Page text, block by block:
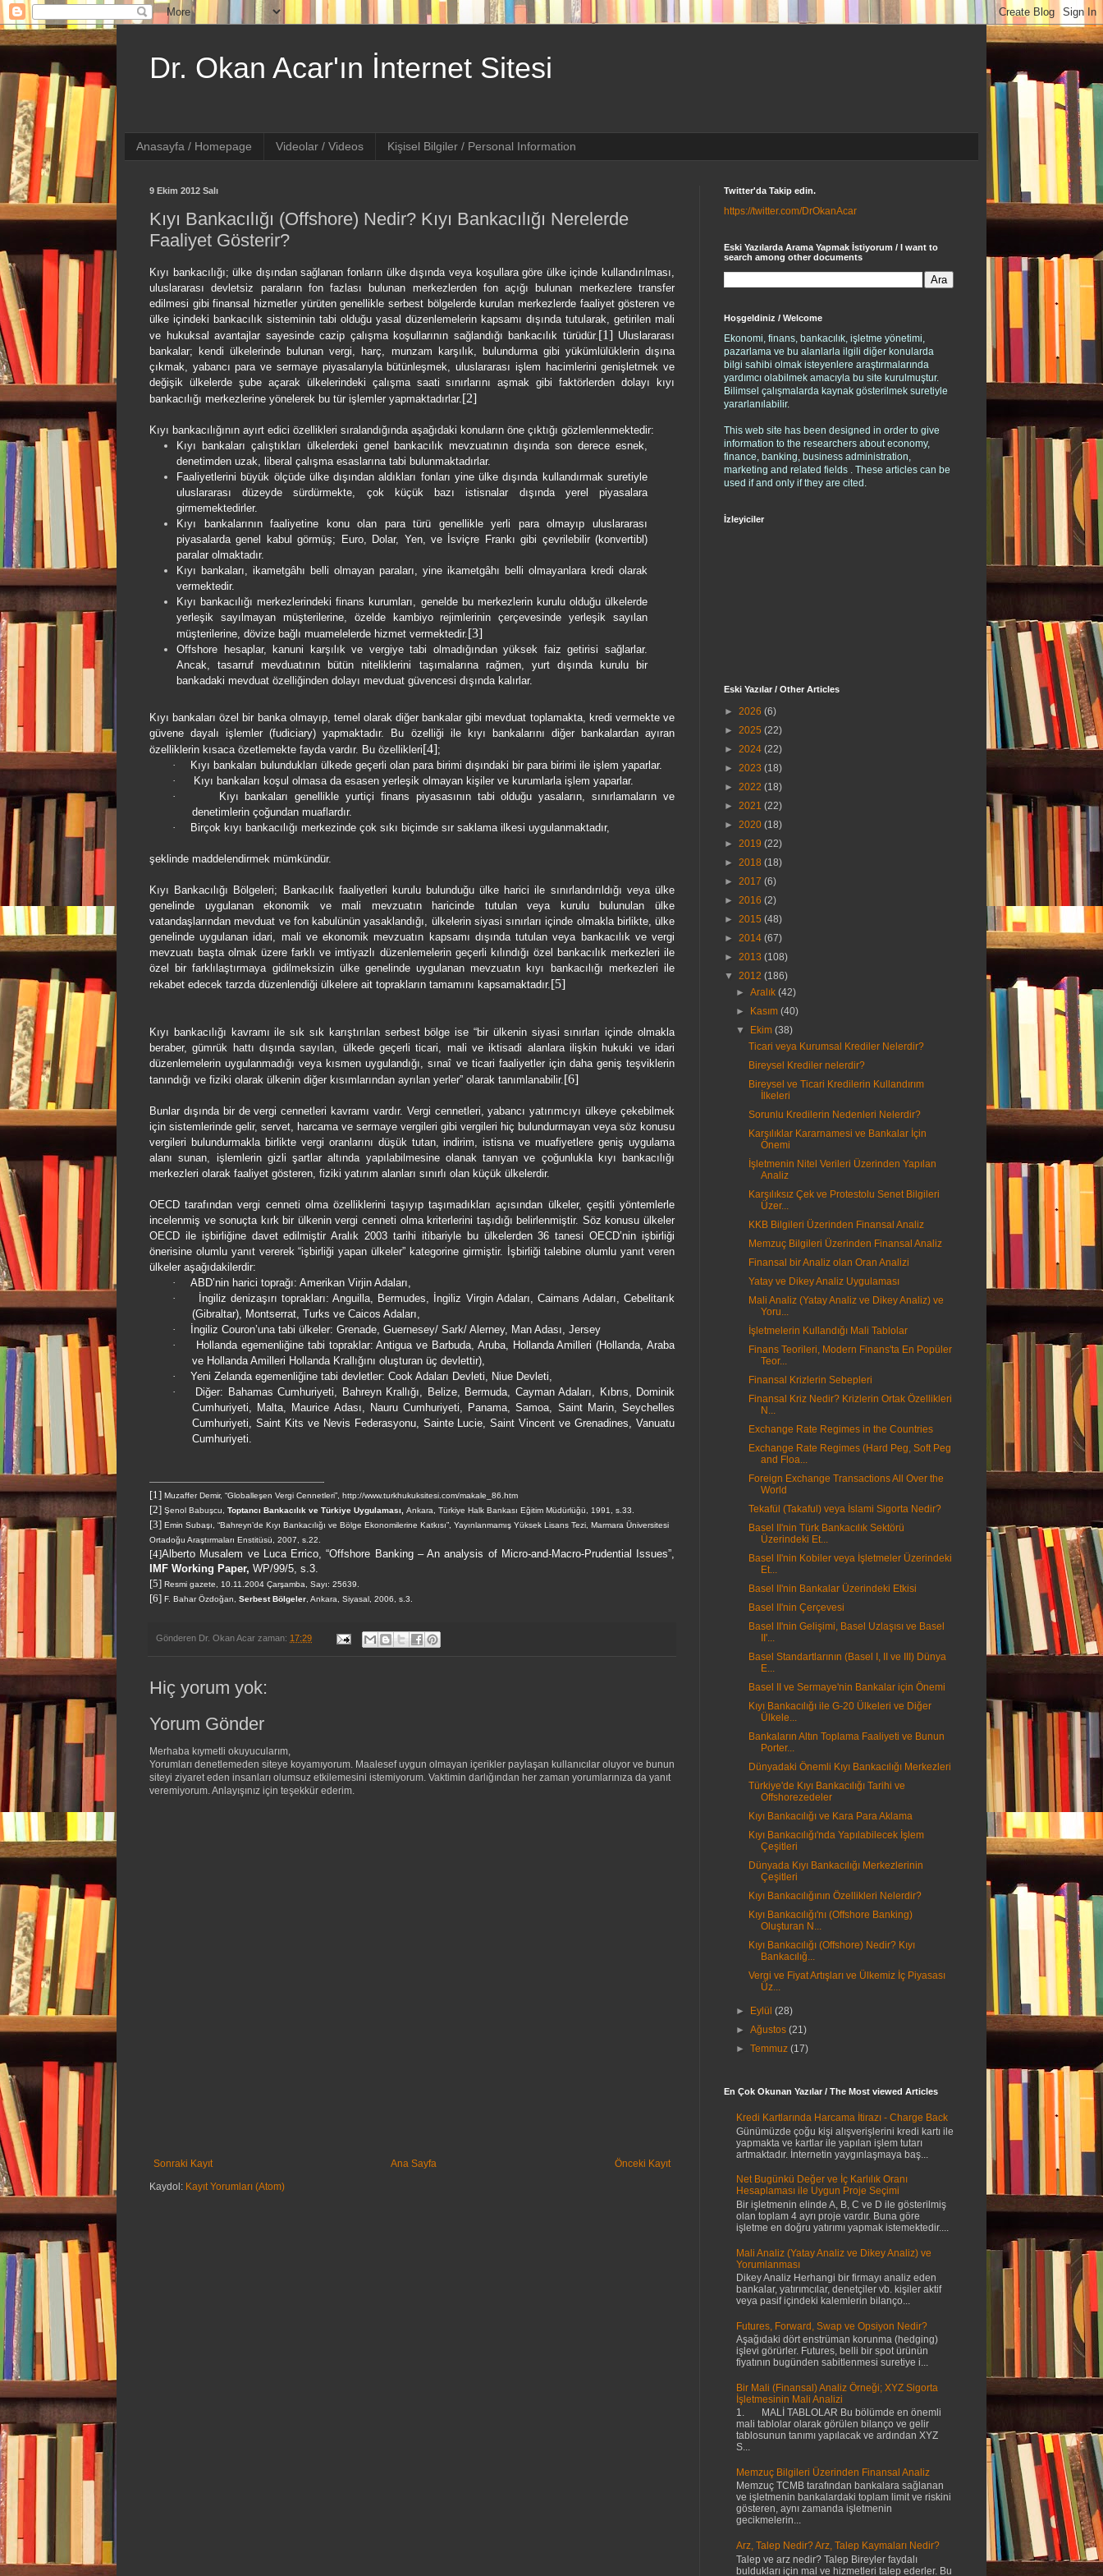
Dr. Okan Acar'ın İnternet Sitesi
Anasayfa / Homepage Videolar / Videos Kişisel Bilgiler / Personal Information
9 Ekim 2012 Salı
Kıyı Bankacılığı (Offshore) Nedir? Kıyı Bankacılığı Nerelerde
Faaliyet Gösterir?
Kıyı bankacılığı; ülke dışından sağlanan fonların ülke dışında veya koşullara göre ülke içinde kullandırılması,
uluslararası devletsiz paraların fon fazlası bulunan merkezlerden fon açığı bulunan merkezlere transfer
edilmesi gibi finansal hizmetler yürüten genellikle serbest bölgelerde kurulan merkezlerde faaliyet gösteren ve
ülke içindeki bankacılık sisteminin tabi olduğu yasal düzenlemelerin kapsamı dışında tutularak, getirilen mali
ve hukuksal avantajlar sayesinde cazip çalışma koşullarının sağlandığı bankacılık türüdür. [1] Uluslararası
bankalar; kendi ülkelerinde bulunan vergi, harç, munzam karşılık, bulundurma gibi yükümlülüklerin dışına
çıkmak, yabancı para ve sermaye piyasalarıyla bütünleşmek, uluslararası işlem hacimlerini genişletmek ve
değişik ülkelerde şube açarak ülkelerindeki çalışma saati sınırlarını aşmak gibi faktörlerden dolayı kıyı
bankacılığı merkezlerine yönelerek bu tür işlemler yapmaktadırlar. [2]
Kıyı bankacılığının ayırt edici özellikleri sıralandığında aşağıdaki konuların öne çıktığı gözlemlenmektedir:
Kıyı bankaları çalıştıkları ülkelerdeki genel bankacılık mevzuatının dışında son derece esnek,
denetimden uzak, liberal çalışma esaslarına tabi bulunmaktadırlar.
Faaliyetlerini büyük ölçüde ülke dışından aldıkları fonları yine ülke dışında kullandırmak suretiyle
uluslararası düzeyde sürdürmekte, çok küçük bazı istisnalar dışında yerel piyasalara
girmemektedirler.
Kıyı bankalarının faaliyetine konu olan para türü genellikle yerli para olmayıp uluslararası
piyasalarda genel kabul görmüş; Euro, Dolar, Yen, ve İsviçre Frankı gibi çevrilebilir (konvertibl)
paralar olmaktadır.
Kıyı bankaları, ikametgâhı belli olmayan paraları, yine ikametgâhı belli olmayanlara kredi olarak
vermektedir.
Kıyı bankacılığı merkezlerindeki finans kurumları, genelde bu merkezlerin kurulu olduğu ülkelerde
yerleşik sayılmayan müşterilerine, özelde kambiyo rejimlerinin çerçevesinde yerleşik sayılan
müşterilerine, dövize bağlı muamelelerde hizmet vermektedir. [3]
Offshore hesaplar, kanuni karşılık ve vergiye tabi olmadığından yüksek faiz getirisi sağlarlar.
Ancak, tasarruf mevduatının bütün niteliklerini taşımalarına rağmen, yurt dışında kurulu bir
bankadaki mevduat özelliğinden dolayı mevduat güvencesi dışında kalırlar.
Kıyı bankaları özel bir banka olmayıp, temel olarak diğer bankalar gibi mevduat toplamakta, kredi vermekte ve
güvene dayalı işlemler (fudiciary) yapmaktadır. Bu özelliği ile kıyı bankalarını diğer bankalardan ayıran
özelliklerin kısaca özetlemekte fayda vardır. Bu özellikleri[4];
·
Kıyı bankaları bulundukları ülkede geçerli olan para birimi dışındaki bir para birimi ile işlem yaparlar.
·
Kıyı bankaları koşul olmasa da esasen yerleşik olmayan kişiler ve kurumlarla işlem yaparlar.
·
Kıyı bankaları genellikle yurtiçi finans piyasasının tabi olduğu yasaların, sınırlamaların ve
denetimlerin çoğundan muaflardır.
·
Birçok kıyı bankacılığı merkezinde çok sıkı biçimde sır saklama ilkesi uygulanmaktadır,
şeklinde maddelendirmek mümkündür.
Kıyı Bankacılığı Bölgeleri; Bankacılık faaliyetleri kurulu bulunduğu ülke harici ile sınırlandırıldığı veya ülke
genelinde uygulanan ekonomik ve mali mevzuatın haricinde tutulan veya kurulu bulunulan ülke
vatandaşlarından mevduat ve fon kabulünün yasaklandığı, ülkelerin siyasi sınırları içinde olmakla birlikte, ülke
genelinde uygulanan idari, mali ve ekonomik mevzuatın kapsamı dışında tutulan veya bankacılık ve vergi
mevzuatı başta olmak üzere farklı ve imtiyazlı düzenlemelerin geçerli kılındığı özel bankacılık merkezleri ile
özel bir farklılaştırmaya gidilmeksizin ülke genelinde uygulanan mevzuatın kıyı bankacılığı merkezleri ile
rekabet edecek tarzda düzenlendiği ülkelere ait toprakların tamamını kapsamaktadır.[5]
Kıyı bankacılığı kavramı ile sık sık karıştırılan serbest bölge ise “bir ülkenin siyasi sınırları içinde olmakla
beraber, gümrük hattı dışında sayılan, ülkede geçerli ticari, mali ve iktisadi alanlara ilişkin hukuki ve idari
düzenlemelerin uygulanmadığı veya kısmen uygulandığı, sınaî ve ticari faaliyetler için daha geniş teşviklerin
tanındığı ve fiziki olarak ülkenin diğer kısımlarından ayrılan yerler” olarak tanımlanabilir.[6]
Bunlar dışında bir de vergi cennetleri kavramı vardır. Vergi cennetleri, yabancı yatırımcıyı ülkeye çekebilmek
için sistemlerinde gelir, servet, harcama ve sermaye vergileri gibi vergileri hiç bulundurmayan veya söz konusu
vergileri bulundurmakla birlikte vergi oranlarını düşük tutan, indirim, istisna ve muafiyetlere geniş uygulama
alanı sunan, işlemlerin gizli şartlar altında yapılabilmesine olanak tanıyan ve çoğunlukla kıyı bankacılığı
merkezleri olarak faaliyet gösteren, fiziki yatırım alanları sınırlı olan küçük ülkelerdir.
OECD tarafından vergi cenneti olma özelliklerini taşıyıp taşımadıkları açısından ülkeler, çeşitli yöntemlerle
incelenmiş ve sonuçta kırk bir ülkenin vergi cenneti olma kriterlerini taşıdığı belirlenmiştir. Söz konusu ülkeler
OECD ile işbirliğine davet edilmiştir Aralık 2003 tarihi itibariyle bu ülkelerden 36 tanesi OECD’nin işbirliği
önerisine olumlu yanıt vererek “işbirliği yapan ülkeler” kategorine girmiştir. İşbirliği talebine olumlu yanıt veren
ülkeler aşağıdakilerdir:
·
ABD’nin harici toprağı: Amerikan Virjin Adaları,
·
İngiliz denizaşırı toprakları: Anguilla, Bermudes, İngiliz Virgin Adaları, Caimans Adaları, Cebelitarık
(Gibraltar), Montserrat, Turks ve Caicos Adaları,
·
İngiliz Couron’una tabi ülkeler: Grenade, Guernesey/ Sark/ Alerney, Man Adası, Jersey
·
Hollanda egemenliğine tabi topraklar: Antigua ve Barbuda, Aruba, Hollanda Amilleri (Hollanda, Araba
ve Hollanda Amilleri Hollanda Krallığını oluşturan üç devlettir),
·
Yeni Zelanda egemenliğine tabi devletler: Cook Adaları Devleti, Niue Devleti,
·
Diğer: Bahamas Cumhuriyeti, Bahreyn Krallığı, Belize, Bermuda, Cayman Adaları, Kıbrıs, Dominik
Cumhuriyeti, Malta, Maurice Adası, Nauru Cumhuriyeti, Panama, Samoa, Saint Marin, Seychelles
Cumhuriyeti, Saint Kits ve Nevis Federasyonu, Sainte Lucie, Saint Vincent ve Grenadines, Vanuatu
Cumhuriyeti.
[1] Muzaffer Demir, “Globalleşen Vergi Cennetleri”, http://www.turkhukuksitesi.com/makale_86.htm
[2] Şenol Babuşcu, Toptancı Bankacılık ve Türkiye Uygulaması, Ankara, Türkiye Halk Bankası Eğitim Müdürlüğü, 1991, s.33.
[3] Emin Subaşı, “Bahreyn’de Kıyı Bankacılığı ve Bölge Ekonomilerine Katkısı”, Yayınlanmamış Yüksek Lisans Tezi, Marmara Üniversitesi
Ortadoğu Araştırmaları Enstitüsü, 2007, s.22.
[4]Alberto Musalem ve Luca Errico, “Offshore Banking – An analysis of Micro-and-Macro-Prudential Issues”,
IMF Working Paper, WP/99/5, s.3.
[5] Resmi gazete, 10.11.2004 Çarşamba, Sayı: 25639.
[6] F. Bahar Özdoğan, Serbest Bölgeler, Ankara, Siyasal, 2006, s.3.
Gönderen Dr. Okan Acar zaman: 17:29
Hiç yorum yok:
Yorum Gönder
Merhaba kıymetli okuyucularım,
Yorumları denetlemeden siteye koyamıyorum. Maalesef uygun olmayan içerikler paylaşan kullanıcılar oluyor ve bunun
siteyi ziyaret eden insanları olumsuz etkilemesini istemiyorum. Vaktimin darlığından her zaman yorumlarınıza da yanıt
veremiyorum. Anlayışınız için teşekkür ederim.
Sonraki Kayıt Önceki Kayıt
Ana Sayfa
Kaydol: Kayıt Yorumları (Atom)
Twitter'da Takip edin.
https://twitter.com/DrOkanAcar
Eski Yazılarda Arama Yapmak İstiyorum / I want to
search among other documents
Hoşgeldiniz / Welcome
Ekonomi, finans, bankacılık, işletme yönetimi,
pazarlama ve bu alanlarla ilgili diğer konularda
bilgi sahibi olmak isteyenlere araştırmalarında
yardımcı olabilmek amacıyla bu site kurulmuştur.
Bilimsel çalışmalarda kaynak gösterilmek suretiyle
yararlanılabilir.
This web site has been designed in order to give
information to the researchers about economy,
finance, banking, business administration,
marketing and related fields . These articles can be
used if and only if they are cited.
İzleyiciler
Eski Yazılar / Other Articles
► 2026 (6)
► 2025 (22)
► 2024 (22)
► 2023 (18)
► 2022 (18)
► 2021 (22)
► 2020 (18)
► 2019 (22)
► 2018 (18)
► 2017 (6)
► 2016 (2)
► 2015 (48)
► 2014 (67)
► 2013 (108)
▼ 2012 (186)
►Aralık(42)
► Kasım(40)
▼ Ekim(38)
Ticari veya Kurumsal Krediler Nelerdir?
Bireysel Krediler nelerdir?
Bireysel ve Ticari Kredilerin Kullandırım
İlkeleri
Sorunlu Kredilerin Nedenleri Nelerdir?
Karşılıklar Kararnamesi ve Bankalar İçin
Önemi
İşletmenin Nitel Verileri Üzerinden Yapılan
Analiz
Karşılıksız Çek ve Protestolu Senet Bilgileri
Üzer...
KKB Bilgileri Üzerinden Finansal Analiz
Memzuç Bilgileri Üzerinden Finansal Analiz
Finansal bir Analiz olan Oran Analizi
Yatay ve Dikey Analiz Uygulaması
Mali Analiz (Yatay Analiz ve Dikey Analiz) ve
Yoru...
İşletmelerin Kullandığı Mali Tablolar
Finans Teorileri, Modern Finans'ta En Popüler
Teor...
Finansal Krizlerin Sebepleri
Finansal Kriz Nedir? Krizlerin Ortak Özellikleri
N...
Exchange Rate Regimes in the Countries
Exchange Rate Regimes (Hard Peg, Soft Peg
and Floa...
Foreign Exchange Transactions All Over the
World
Tekafül (Takaful) veya İslami Sigorta Nedir?
Basel II'nin Türk Bankacılık Sektörü
Üzerindeki Et...
Basel II'nin Kobiler veya İşletmeler Üzerindeki
Et...
Basel II'nin Bankalar Üzerindeki Etkisi
Basel II'nin Çerçevesi
Basel II'nin Gelişimi, Basel Uzlaşısı ve Basel
II'...
Basel Standartlarının (Basel I, II ve III) Dünya
E...
Basel II ve Sermaye'nin Bankalar için Önemi
Kıyı Bankacılığı ile G-20 Ülkeleri ve Diğer
Ülkele...
Bankaların Altın Toplama Faaliyeti ve Bunun
Porter...
Dünyadaki Önemli Kıyı Bankacılığı Merkezleri
Türkiye'de Kıyı Bankacılığı Tarihi ve
Offshorezedeler
Kıyı Bankacılığı ve Kara Para Aklama
Kıyı Bankacılığı'nda Yapılabilecek İşlem
Çeşitleri
Dünyada Kıyı Bankacılığı Merkezlerinin
Çeşitleri
Kıyı Bankacılığının Özellikleri Nelerdir?
Kıyı Bankacılığı'nı (Offshore Banking)
Oluşturan N...
Kıyı Bankacılığı (Offshore) Nedir? Kıyı
Bankacılığ...
Vergi ve Fiyat Artışları ve Ülkemiz İç Piyasası
Üz...
► Eylül(28)
►Ağustos(21)
►Temmuz(17)
En Çok Okunan Yazılar / The Most viewed Articles
Kredi Kartlarında Harcama İtirazı - Charge Back
Günümüzde çoğu kişi alışverişlerini kredi kartı ile
yapmakta ve kartlar ile yapılan işlem tutarı
artmaktadır. İnternetin yaygınlaşmaya baş...
Net Bugünkü Değer ve İç Karlılık Oranı
Hesaplaması ile Uygun Proje Seçimi
Bir işletmenin elinde A, B, C ve D ile gösterilmiş
olan toplam 4 ayrı proje vardır. Buna göre
işletme en doğru yatırımı yapmak istemektedir....
Mali Analiz (Yatay Analiz ve Dikey Analiz) ve
Yorumlanması
Dikey Analiz Herhangi bir firmayı analiz eden
bankalar, yatırımcılar, denetçiler vb. kişiler aktif
veya pasif içindeki kalemlerin bilanço...
Futures, Forward, Swap ve Opsiyon Nedir?
Aşağıdaki dört enstrüman korunma (hedging)
işlevi görürler. Futures, belli bir spot ürünün
fiyatının bugünden sabitlenmesi suretiye i...
Bir Mali (Finansal) Analiz Örneği; XYZ Sigorta
İşletmesinin Mali Analizi
1. MALİ TABLOLAR Bu bölümde en önemli
mali tablolar olarak görülen bilanço ve gelir
tablosunun tanımı yapılacak ve ardından XYZ
S...
Memzuç Bilgileri Üzerinden Finansal Analiz
Memzuç TCMB tarafından bankalara sağlanan
ve işletmenin bankalardaki toplam limit ve riskini
gösteren, aynı zamanda işletmenin
gecikmelerin...
Arz, Talep Nedir? Arz, Talep Kaymaları Nedir?
Talep ve arz nedir? Talep Bireyler faydalı
buldukları için mal ve hizmetleri talep ederler. Bu